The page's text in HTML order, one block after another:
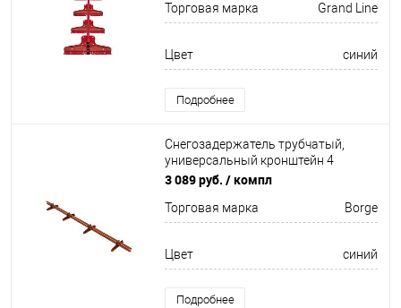
3000мм Grand Line
Торговая марка Grand Line
Цвет синий
Подробнее
Снегозадержатель трубчатый,
универсальный кронштейн 4
кронштейна Оцинков+порошковый
3 089 руб. / компл
Торговая марка Borge
Цвет синий
Подробнее